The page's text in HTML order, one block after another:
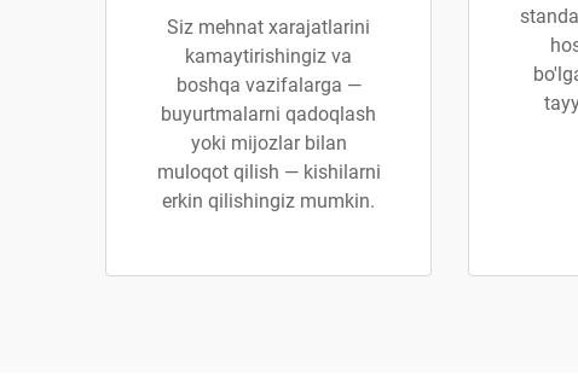
Siz mehnat xarajatlarini
kamaytirishingiz va
boshqa vazifalarga —
buyurtmalarni qadoqlash
yoki mijozlar bilan
muloqot qilish — kishilarni
erkin qilishingiz mumkin.